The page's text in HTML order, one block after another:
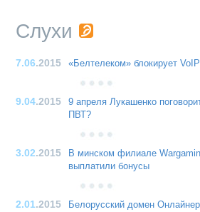
Слухи
7.06.2015 «Белтелеком» блокирует
9.04.2015
9 апреля Лукашенко
ПВТ?
3.02.2015
В минском филиале
выплатили бонусы
2.01.2015
Белорусский домен